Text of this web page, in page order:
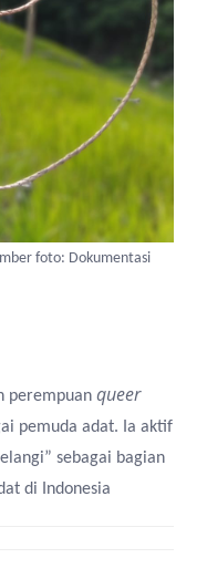
foto: Dokumentasi
perempuan queer
pemuda adat. Ia aktif
sebagai bagian
di Indonesia